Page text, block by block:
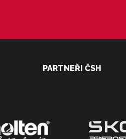
PARTNEŘI ČSH